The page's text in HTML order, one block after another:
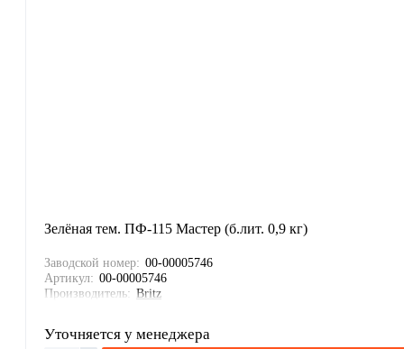
Зелёная тем. ПФ-115 Мастер (б.лит. 0,9 кг)
Заводской номер: 00-00005746
Артикул: 00-00005746
Производитель: Britz
Уточняется у менеджера